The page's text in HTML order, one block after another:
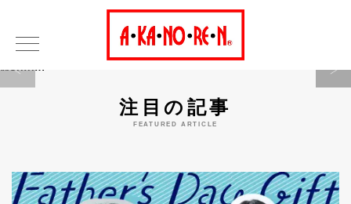
Warning
注目の記事
FEATURED ARTICLE